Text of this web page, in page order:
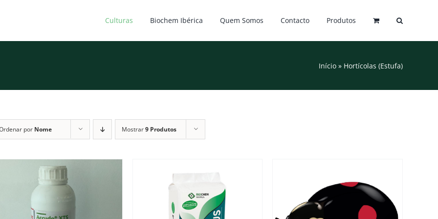
Culturas Biochem Ibérica Quem Somos Contacto Produtos
Início » Hortícolas (Estufa)
por Nome Mostrar9 Produtos